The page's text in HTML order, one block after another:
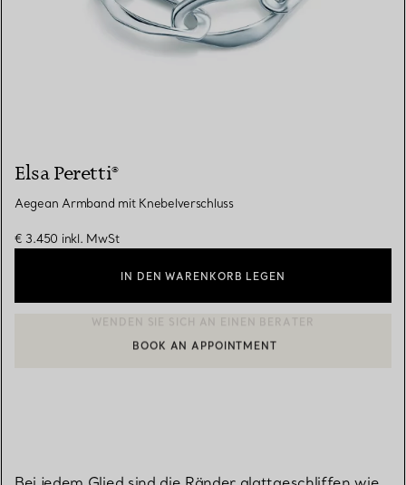
Elsa Peretti®
Aegean Armband mit Knebelverschluss
€ 3.450 inkl. MwSt
IN DEN WARENKORB LEGEN
EINEN KUNDENBERATER KONTAKTIEREN ODER EINEN
BOOK AN APPOINTMENT